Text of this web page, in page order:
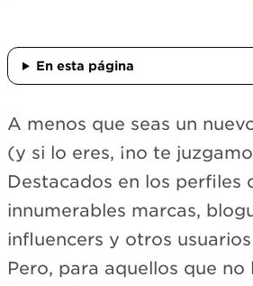
En esta página
A menos que seas un
(y si lo eres, ¡no te
Destacados en los perfiles
innumerables marcas,
influencers y otros
Pero, para aquellos que no